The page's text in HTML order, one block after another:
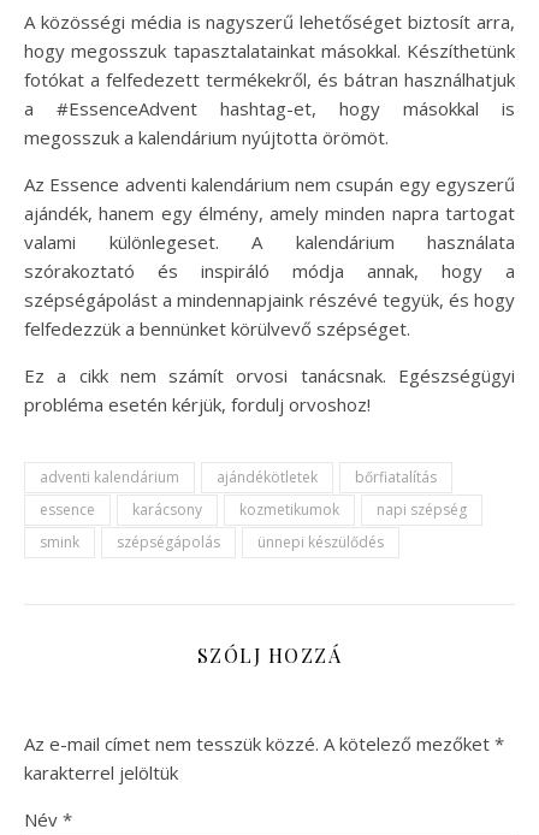
A közösségi média is nagyszerű lehetőséget biztosít arra,
hogy megosszuk tapasztalatainkat másokkal. Készíthetünk
fotókat a felfedezett termékekről, és bátran használhatjuk
a #EssenceAdvent hashtag-et, hogy másokkal is
megosszuk a kalendárium nyújtotta örömöt.
Az Essence adventi kalendárium nem csupán egy egyszerű
ajándék, hanem egy élmény, amely minden napra tartogat
valami különlegeset. A kalendárium használata
szórakoztató és inspiráló módja annak, hogy a
szépségápolást a mindennapjaink részévé tegyük, és hogy
felfedezzük a bennünket körülvevő szépséget.
Ez a cikk nem számít orvosi tanácsnak. Egészségügyi
probléma esetén kérjük, fordulj orvoshoz!
adventi kalendárium ajándékötletek
bőrfiatalítás
essence
karácsony kozmetikumok
napi szépség
smink
szépségápolás ünnepi készülődés
SZÓLJ HOZZÁ
Az e-mail címet nem tesszük közzé. A kötelező mezőket *
karakterrel jelöltük
Név *